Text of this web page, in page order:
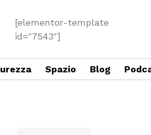
[elementor-template
id="7543"]
Spazio Blog